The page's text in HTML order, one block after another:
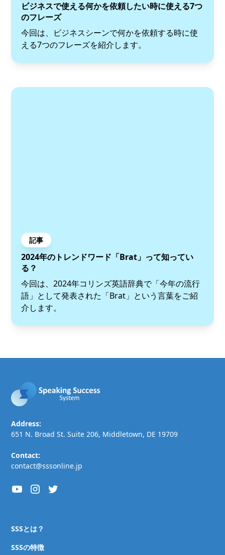
ビジネスで使える何かを依頼したい時に使える7つ
のフレーズ
今回は、ビジネスシーンで何かを依頼する時に使
える7つのフレーズを紹介します。
記事
2024年のトレンドワード「Brat」って知ってい
る？
今回は、2024年コリンズ英語辞典で「今年の流行
語」として発表された「Brat」という言葉をご紹
介します。
Address:
651 N. Broad St. Suite 206, Middletown, DE 19709
Contact:
contact@sssonline.jp
SSSとは？
SSSの特徴